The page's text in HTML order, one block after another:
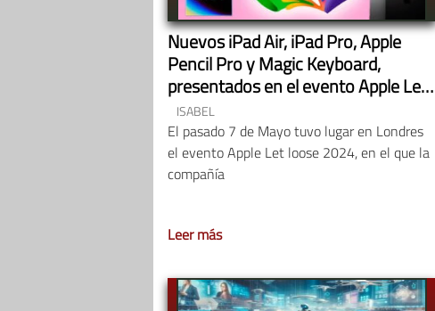
Nuevos iPad Air, iPad Pro, Apple
Pencil Pro y Magic Keyboard,
presentados en el evento Apple Let
loose 2024
ISABEL
El pasado 7 de Mayo tuvo lugar en Londres
el evento Apple Let loose 2024, en el que la
compañía
Leer más